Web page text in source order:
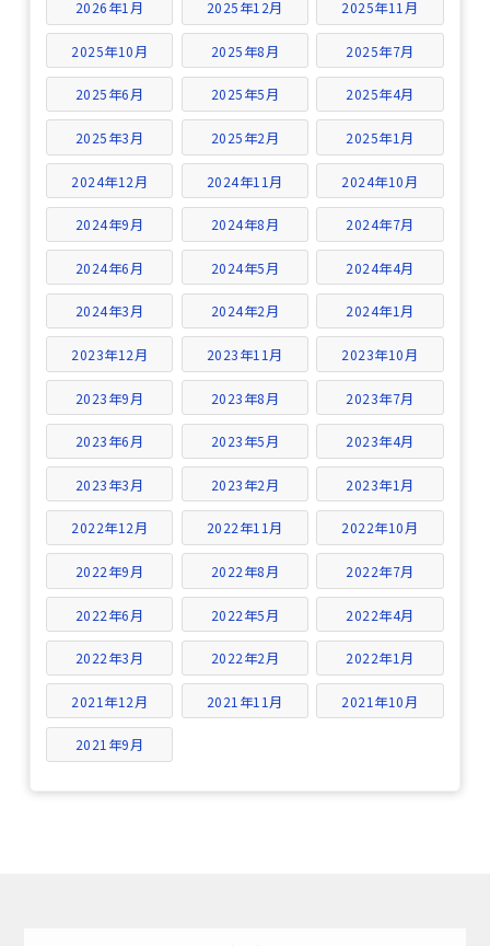
2026年1月 2025年12月 2025年11月
2025年10月 2025年8月 2025年7月
2025年6月 2025年5月 2025年4月
2025年3月 2025年2月 2025年1月
2024年12月 2024年11月 2024年10月
2024年9月 2024年8月 2024年7月
2024年6月 2024年5月 2024年4月
2024年3月 2024年2月 2024年1月
2023年12月 2023年11月 2023年10月
2023年9月 2023年8月 2023年7月
2023年6月 2023年5月 2023年4月
2023年3月 2023年2月 2023年1月
2022年12月 2022年11月 2022年10月
2022年9月 2022年8月 2022年7月
2022年6月 2022年5月 2022年4月
2022年3月 2022年2月 2022年1月
2021年12月 2021年11月 2021年10月
2021年9月